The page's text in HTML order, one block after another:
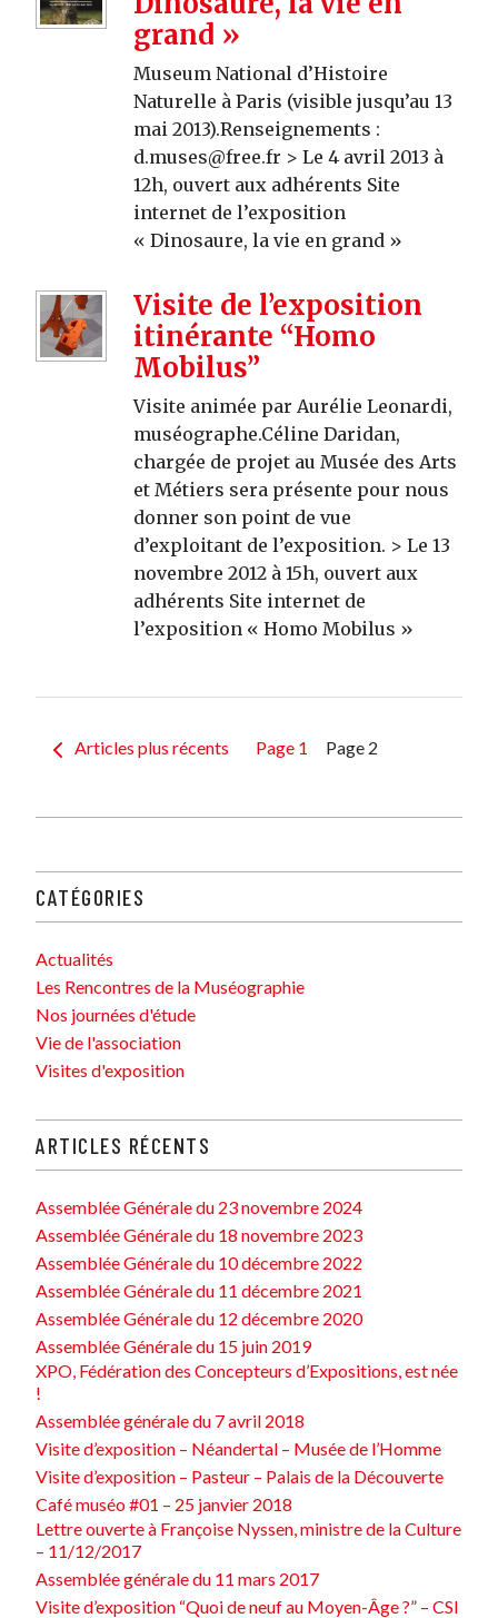
grand »
Museum National d’Histoire
Naturelle à Paris (visible jusqu’au 13
mai 2013).Renseignements :
d.muses@free.fr > Le 4 avril 2013 à
12h, ouvert aux adhérents Site
internet de l’exposition
« Dinosaure, la vie en grand »
Visite de l’exposition
itinérante “Homo
Mobilus”
Visite animée par Aurélie Leonardi,
muséographe.Céline Daridan,
chargée de projet au Musée des Arts
et Métiers sera présente pour nous
donner son point de vue
d’exploitant de l’exposition. > Le 13
novembre 2012 à 15h, ouvert aux
adhérents Site internet de
l’exposition « Homo Mobilus »
Pagination
publications
Articles plus récents Page 1 Page 2
CATÉGORIES
Actualités
Les Rencontres de la Muséographie
Nos journées d'étude
Vie de l'association
Visites d'exposition
ARTICLES RÉCENTS
Assemblée Générale du 23 novembre 2024
Assemblée Générale du 18 novembre 2023
Assemblée Générale du 10 décembre 2022
Assemblée Générale du 11 décembre 2021
Assemblée Générale du 12 décembre 2020
Assemblée Générale du 15 juin 2019
XPO, Fédération des Concepteurs d’Expositions, est née
!
Assemblée générale du 7 avril 2018
Visite d’exposition – Néandertal – Musée de l’Homme
Visite d’exposition – Pasteur – Palais de la Découverte
Café muséo #01 – 25 janvier 2018
Lettre ouverte à Françoise Nyssen, ministre de la Culture
– 11/12/2017
Assemblée générale du 11 mars 2017
Visite d’exposition “Quoi de neuf au Moyen-Âge ?” – CSI